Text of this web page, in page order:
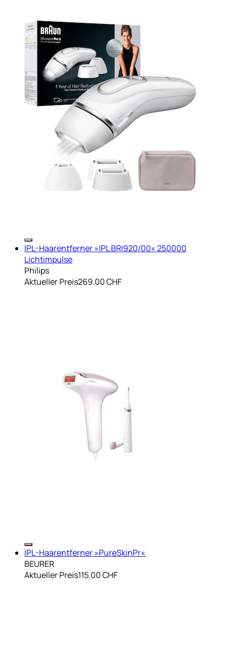
IPL-Haarentferner »IPL BRI920/00« 250000
Lichtimpulse
Philips
Aktueller Preis269.00 CHF
IPL-Haarentferner »PureSkinPr«
BEURER
Aktueller Preis115.00 CHF